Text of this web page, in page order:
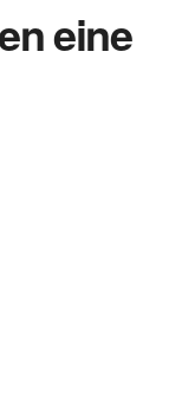
eine